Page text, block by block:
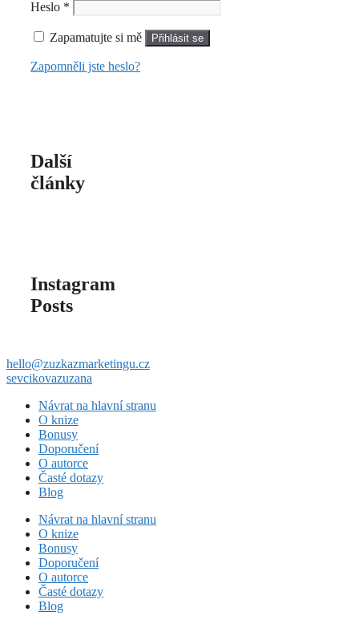
Heslo * Povinné
Zapamatujte si mě Přihlásit se
Zapomněli jste heslo?
Další
články
Instagram
Posts
hello@zuzkazmarketingu.cz
sevcikovazuzana
Návrat na hlavní stranu
O knize
Bonusy
Doporučení
O autorce
Časté dotazy
Blog
Návrat na hlavní stranu
O knize
Bonusy
Doporučení
O autorce
Časté dotazy
Blog